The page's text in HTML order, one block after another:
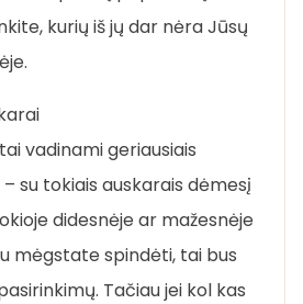
kurių iš jų dar nėra Jūsų
vadinami geriausiais
su tokiais auskarais dėmesį
didesnėje ar mažesnėje
mėgstate spindėti, tai bus
Tačiau jei kol kas